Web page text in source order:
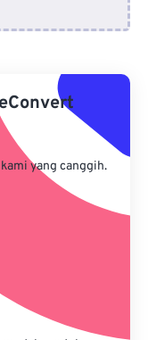
yang canggih.